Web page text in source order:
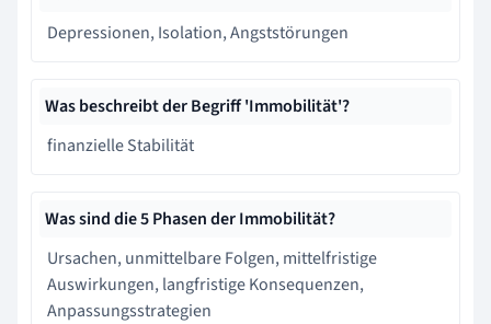
Depressionen, Isolation, Angststörungen
Was beschreibt der Begriff 'Immobilität'?
finanzielle Stabilität
Was sind die 5 Phasen der Immobilität?
Ursachen, unmittelbare Folgen, mittelfristige
Auswirkungen, langfristige Konsequenzen,
Anpassungsstrategien